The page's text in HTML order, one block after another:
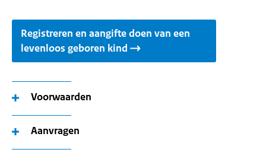
Registreren en aangifte doen van een
levenloos geboren kind
Voorwaarden
Aanvragen